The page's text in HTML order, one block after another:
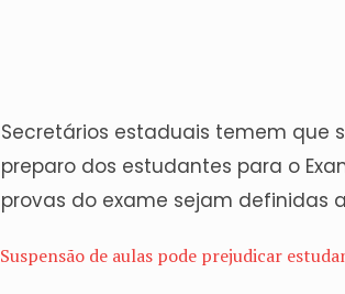
Secretários estaduais temem que
preparo dos estudantes para o
provas do exame sejam definidas
Suspensão de aulas pode prejudicar